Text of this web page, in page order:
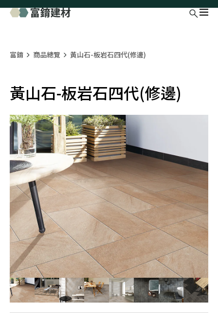
富錥 商品總覽 黃山石-板岩石四代(修邊)
黃山石-板岩石四代(修邊)